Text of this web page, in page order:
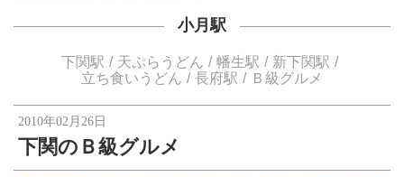
ヤフーオークションへ
楽天オークションへ
小月駅
下関駅 天ぷらうどん 幡生駅
新下関駅
立ち食いうどん
長府駅 Ｂ級グルメ
2010年02月26日
下関のＢ級グルメ